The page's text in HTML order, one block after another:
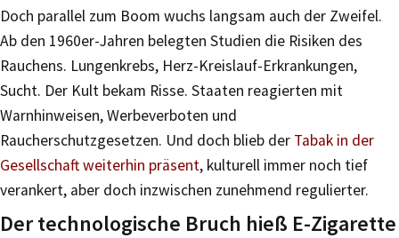
Doch parallel zum Boom wuchs langsam auch der Zweifel.
Ab den 1960er-Jahren belegten Studien die Risiken des
Rauchens. Lungenkrebs, Herz-Kreislauf-Erkrankungen,
Sucht. Der Kult bekam Risse. Staaten reagierten mit
Warnhinweisen, Werbeverboten und
Raucherschutzgesetzen. Und doch blieb der Tabak in der
Gesellschaft weiterhin präsent, kulturell immer noch tief
verankert, aber doch inzwischen zunehmend regulierter.
Der technologische Bruch hieß E-Zigarette